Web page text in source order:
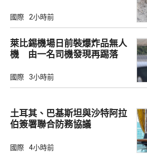
國際 2小時前
萊比錫機場日前裝爆炸品無人
機 由一名司機發現再踢落
國際 3小時前
土耳其、巴基斯坦與沙特阿拉
伯簽署聯合防務協議
國際 4小時前